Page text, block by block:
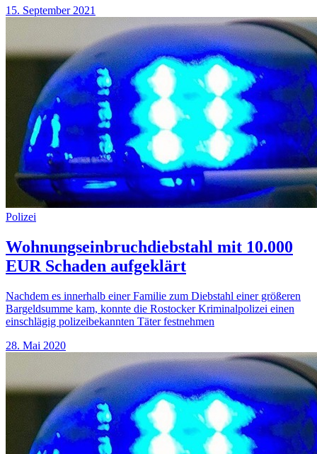
15. September 2021
Polizei
Wohnungseinbruchdiebstahl mit 10.000
EUR Schaden aufgeklärt
Nachdem es innerhalb einer Familie zum Diebstahl einer größeren
Bargeldsumme kam, konnte die Rostocker Kriminalpolizei einen
einschlägig polizeibekannten Täter festnehmen
28. Mai 2020